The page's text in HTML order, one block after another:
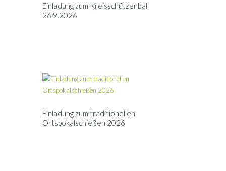
Einladung zum Kreisschützenball
26.9.2026
Einladung zum traditionellen
Ortspokalschießen 2026